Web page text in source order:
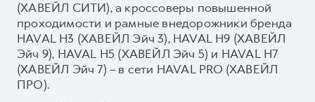
(ХАВЕЙЛ СИТИ), а кроссоверы повышенной
проходимости и рамные внедорожники бренда
HAVAL H3 (ХАВЕЙЛ Эйч 3), HAVAL H9 (ХАВЕЙЛ
Эйч 9), HAVAL H5 (ХАВЕЙЛ Эйч 5) и HAVAL H7
(ХАВЕЙЛ Эйч 7) – в сети HAVAL PRO (ХАВЕЙЛ
ПРО).